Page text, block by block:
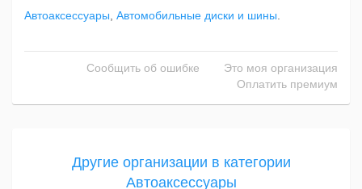
Автоаксессуары Автомобильные диски и шины
Сообщить об ошибке
Это моя организация
Оплатить премиум
Другие организации в категории
Автоаксессуары